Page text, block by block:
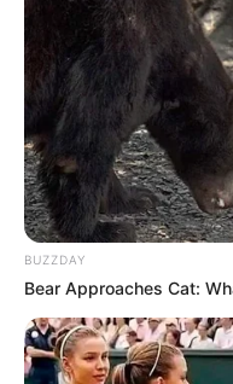
BUZZDAY
Bear Approaches Cat: